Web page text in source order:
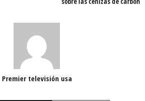
Premier televisión usa